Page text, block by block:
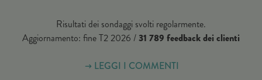
Risultati dei sondaggi svolti regolarmente.
Aggiornamento: fine T2 2026 /31 789 feedback dei clienti
LEGGI I COMMENTI